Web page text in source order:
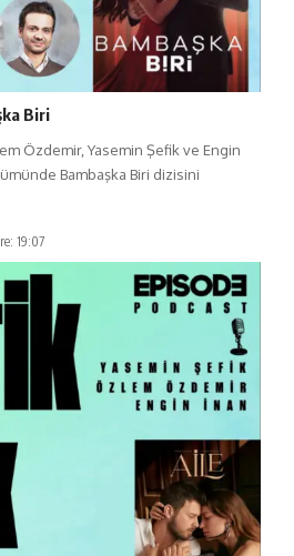
Biri
Özdemir, Yasemin Şefik ve Engin
Bambaşka Biri dizisini
19:07